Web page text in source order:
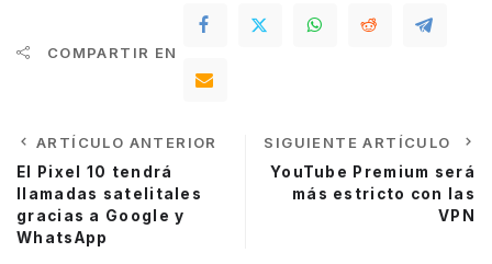
COMPARTIR EN
ARTÍCULO ANTERIOR
El Pixel 10 tendrá
llamadas satelitales
gracias a Google y
WhatsApp
SIGUIENTE ARTÍCULO
YouTube Premium será
más estricto con las
VPN